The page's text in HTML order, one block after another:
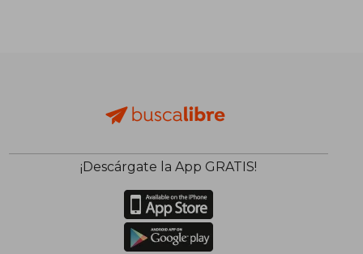
¡Descárgate la App GRATIS!